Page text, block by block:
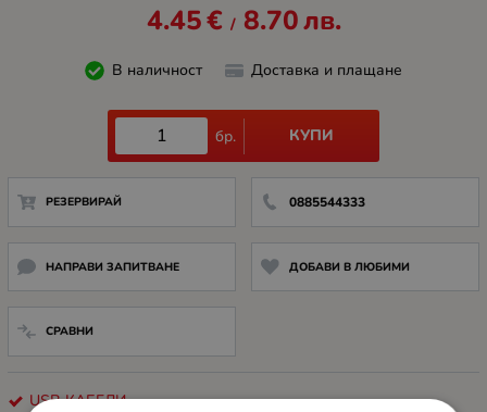
4.45€ / 8.70лв.
В наличност Доставка и плащане
бр. КУПИ
РЕЗЕРВИРАЙ 0885544333
НАПРАВИ ЗАПИТВАНЕ ДОБАВИ В ЛЮБИМИ
СРАВНИ
USB КАБЕЛИ